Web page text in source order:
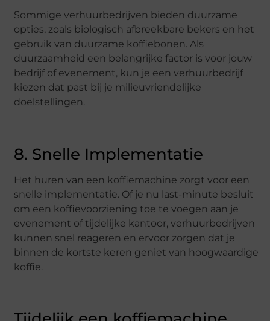
Sommige verhuurbedrijven bieden duurzame
opties, zoals biologisch afbreekbare bekers en het
gebruik van duurzame koffiebonen. Als
duurzaamheid een belangrijke factor is voor jouw
bedrijf of evenement, kun je een verhuurbedrijf
kiezen dat past bij je milieuvriendelijke
doelstellingen.
8. Snelle Implementatie
Het huren van een koffiemachine zorgt voor een
snelle implementatie. Of je nu last-minute besluit
om een koffievoorziening toe te voegen aan je
evenement of tijdelijke kantoor, verhuurbedrijven
kunnen snel reageren en ervoor zorgen dat je
binnen de kortste keren geniet van hoogwaardige
koffie.